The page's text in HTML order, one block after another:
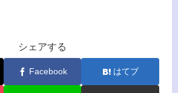
シェアする
Facebook はてブ